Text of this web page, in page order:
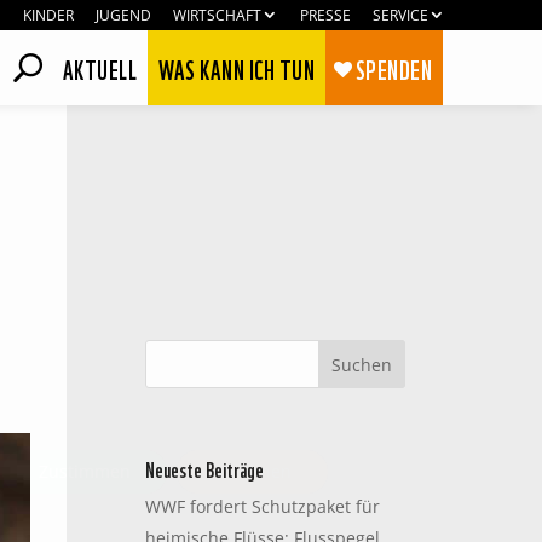
KINDER JUGEND WIRTSCHAFT PRESSE SERVICE
AKTUELL WAS KANN ICH TUN SPENDEN
Neueste Beiträge
WWF fordert Schutzpaket für
Ablehnen